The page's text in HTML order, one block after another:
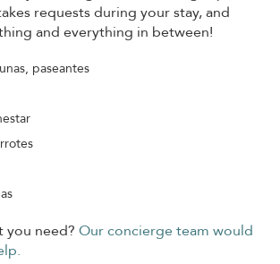
requests during your stay, and
and everything in between!
paseantes
you need? Our concierge team would